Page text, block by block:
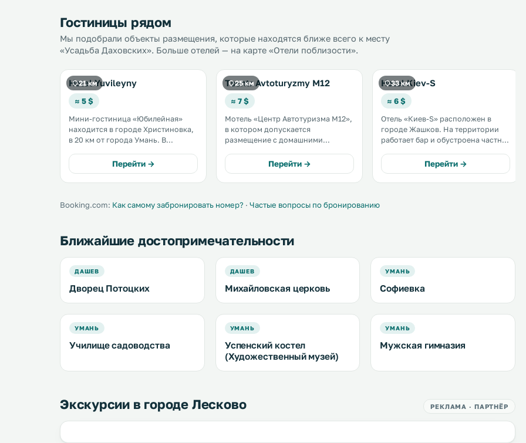
Гостиницы рядом
Мы подобрали объекты размещения, которые находятся ближе всего к месту
«Усадьба Даховских». Больше отелей — на карте «Отели поблизости».
21 км
Hotel Yuvileyny
≈ 5 $
Мини-гостиница «Юбилейная»
находится в городе Христиновка,
в 20 км от города Умань. В
гостиный уголок. В числе
стандартных удобств — телевизор
и собственная ванная комната с
Перейти →
25 км
Tsentr Avtoturyzmy M12
≈ 7 $
Мотель «Центр Автотуризма М12»,
в котором допускается
размещение с домашними
Краснополка. На территории
мотеля работает ресторан и
предоставляется бесплатная
распоряжении гостей номера с
Перейти →
33 км
Hotel Kiev-S
≈ 6 $
Отель «Киев-S» расположен в
городе Жашков. На территории
работает бар и обустроена частная
с домашними животными. В числе
стандартных удобств — телевизор.
Из некоторых номеров
Перейти →
Booking.com: Как самому забронировать номер? · Частые вопросы по бронированию
Ближайшие достопримечательности
ДАШЕВ
Дворец Потоцких
ДАШЕВ
Михайловская церковь
УМАНЬ
Софиевка
УМАНЬ
Училище садоводства
УМАНЬ
Успенский костел
(Художественный музей)
УМАНЬ
Мужская гимназия
Экскурсии в городе Лесково РЕКЛАМА · ПАРТНЁР